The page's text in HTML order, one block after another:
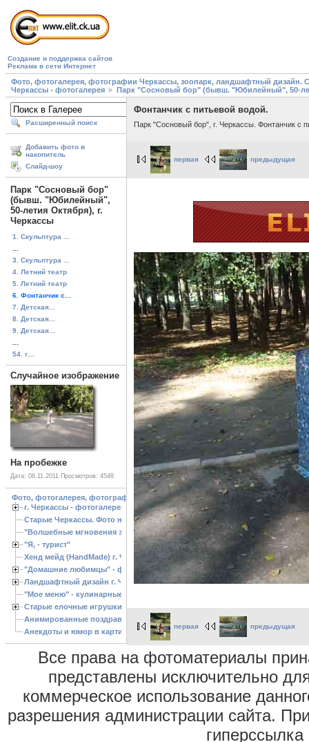
Создание и поддержка сайтов
Реклама в сети Интернет
Фото, фотогалерея, фотографии Черкассы, зоопарк, ландшафтный дизайн.
Черкассы - фотогалерея
Парк "Сосновый бор" (бывш. "Юбилейный", 50-
Расширенный поиск
Добавить фото в
накопитель
Слайд-шоу
Парк "Сосновый бор"
(бывш. "Юбилейный",
50-летия Октября), г.
Черкассы
1. Скульптура ...
3. Скульптура ...
4. Летний театр
5. Летний театр
6. Фонтанчик с...
7. Детская...
8. Детская...
9. Детская...
54. г....
Случайное изображение
На пробежке
Дата: 08.11.2011 Просмотров: 4548
Фото, фотогалерея, фотографии Черкассы, зоопарк, ландшафтный дизайн.
г. Черкассы - фотогалерея
Старые Черкассы. Фото начало ХХ ст.
"Волшебные мгновения зимы"
"Я, - турист"
Хенд мейд (HandMade) г. Черкассы, - изделия ручной работы
"Домашние любимцы" - фото
Ландшафтный дизайн г. Черкассы
"Мое меню" - кулинарные рецепты
Старые елочные игрушки
Анимированные поздравления с Новым 2013 годом
Анекдоты и юмор в картинках
Фонтанчик с питьевой водой.
Парк "Сосновый бор", г. Черкассы. Фонтанчик с
первая предыдущая
первая предыдущая
Все права на фотоматериалы
представлены исключительно
коммерческое использование
разрешения администрации сайта.
гиперссылка